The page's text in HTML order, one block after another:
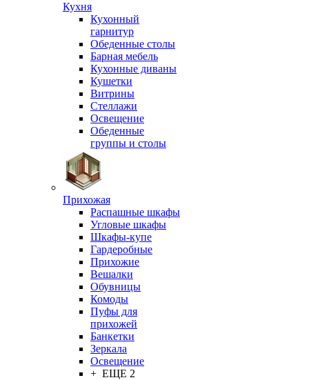
Кухня
Кухонный
гарнитур
Обеденные столы
Барная мебель
Кухонные диваны
Кушетки
Витрины
Стеллажи
Освещение
Обеденные
группы и столы
Прихожая
Распашные шкафы
Угловые шкафы
Шкафы-купе
Гардеробные
Прихожие
Вешалки
Обувницы
Комоды
Пуфы для
прихожей
Банкетки
Зеркала
Освещение
+ ЕЩЕ 2